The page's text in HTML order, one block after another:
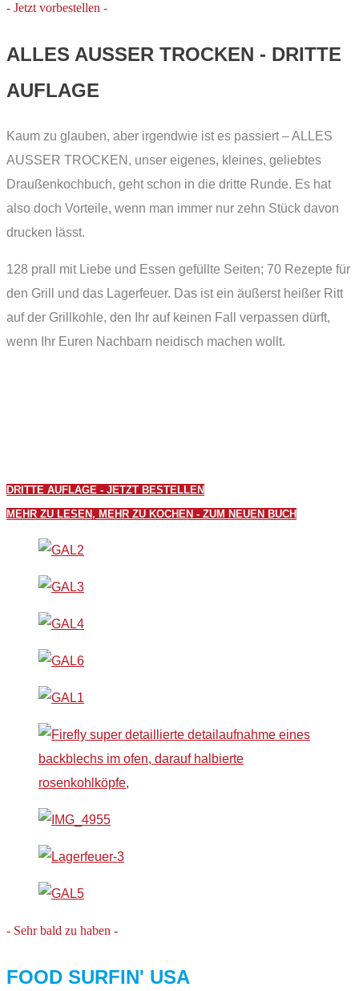
- Jetzt vorbestellen -
ALLES AUSSER TROCKEN - DRITTE A
UFLAGE
Kaum zu glauben, aber irgendwie ist es passiert – ALLES
AUSSER TROCKEN, unser eigenes, kleines, geliebtes
Draußenkochbuch, geht schon in die dritte Runde. Es hat
also doch Vorteile, wenn man immer nur zehn Stück davon
drucken lässt.
128 prall mit Liebe und Essen gefüllte Seiten; 70 Rezepte für
den Grill und das Lagerfeuer. Das ist ein äußerst heißer Ritt
auf der Grillkohle, den Ihr auf keinen Fall verpassen dürft,
wenn Ihr Euren Nachbarn neidisch machen wollt.
DRITTE AUFLAGE - JETZT BESTELLEN
MEHR ZU LESEN, MEHR ZU KOCHEN - ZUM NEUEN BUCH
- Sehr bald zu haben -
FOOD SURFIN' USA